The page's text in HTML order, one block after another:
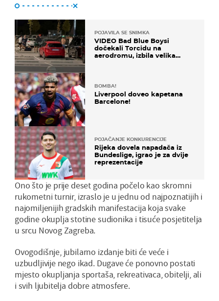
POJAVILA SE SNIMKA
VIDEO Bad Blue Boysi
dočekali Torcidu na
aerodromu, izbila velika
BOMBA!
Liverpool doveo kapetana
Barcelone!
POJAČANJE KONKURENCIJE
Rijeka dovela napadača iz
Bundeslige, igrao je za dvije
reprezentacije
Ono što je prije deset godina počelo kao skromni
rukometni turnir, izraslo je u jednu od najpoznatijih i
najomiljenijih gradskih manifestacija koja svake
godine okuplja stotine sudionika i tisuće posjetitelja
u srcu Novog Zagreba.
Ovogodišnje, jubilarno izdanje biti će veće i
uzbudljivije nego ikad. Dugave će ponovno postati
mjesto okupljanja sportaša, rekreativaca, obitelji, ali
i svih ljubitelja dobre atmosfere.